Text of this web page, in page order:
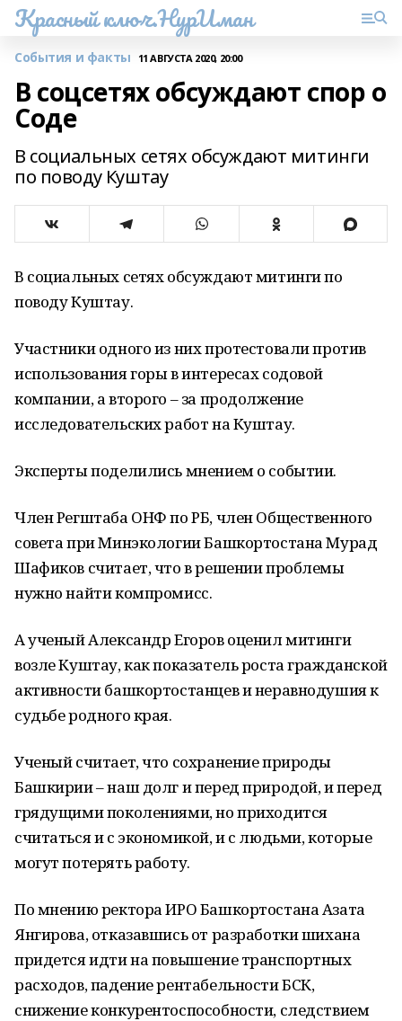
Красный ключ.НурИман
События и факты 11 АВГУСТА 2020, 20:00
В соцсетях обсуждают спор о
Соде
В социальных сетях обсуждают митинги
по поводу Куштау
В социальных сетях обсуждают митинги по
поводу Куштау.
Участники одного из них протестовали против
использования горы в интересах содовой
компании, а второго – за продолжение
исследовательских работ на Куштау.
Эксперты поделились мнением о событии.
Член Регштаба ОНФ по РБ, член Общественного
совета при Минэкологии Башкортостана Мурад
Шафиков считает, что в решении проблемы
нужно найти компромисс.
А ученый Александр Егоров оценил митинги
возле Куштау, как показатель роста гражданской
активности башкортостанцев и неравнодушия к
судьбе родного края.
Ученый считает, что сохранение природы
Башкирии – наш долг и перед природой, и перед
грядущими поколениями, но приходится
считаться и с экономикой, и с людьми, которые
могут потерять работу.
По мнению ректора ИРО Башкортостана Азата
Янгирова, отказавшись от разработки шихана
придется идти на повышение транспортных
расходов, падение рентабельности БСК,
снижение конкурентоспособности, следствием